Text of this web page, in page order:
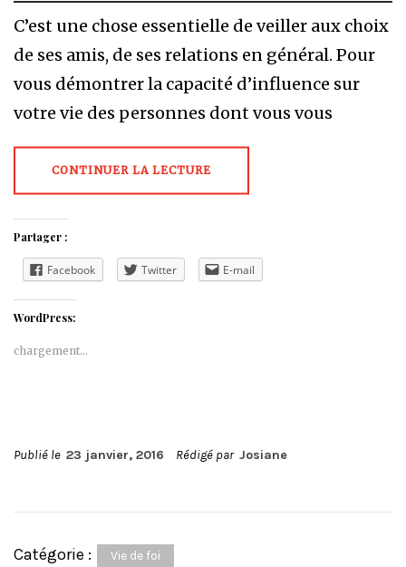
C’est une chose essentielle de veiller aux choix
de ses amis, de ses relations en général. Pour
vous démontrer la capacité d’influence sur
votre vie des personnes dont vous vous
CONTINUER LA LECTURE
Partager :
Facebook Twitter E-mail
WordPress:
chargement…
Publié le 23 janvier, 2016 Rédigé par Josiane
Catégorie : Vie de foi